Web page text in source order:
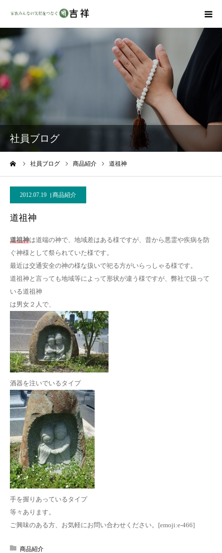
社員ブログ
社員ブログ 商品紹介 道祖神
2012.07.19 商品紹介
道祖神
道祖神は道端の神で、地域差はある様ですが、昔から悪霊や疾病を防
ぐ神様として祭られていた様です。
最近は交通安全の神の様な扱いで祀る方がいらっしゃる様です。
道祖神と言っても地域等によって形状が違う様ですが、弊社で扱って
いる道祖神
は男女２人で、
酒器を注いでいるタイプ
手を握りあっているタイプ
等々あります。
ご興味のある方、お気軽にお問い合わせください。[emoji:e-466]
商品紹介
商品ラインナップ
墓地・霊園を探す
吉祥の特徴